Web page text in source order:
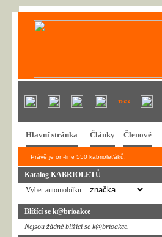
Hlavní stránka Články Členové
Právě je on-line 550 kabrioleťáků.
Katalog KABRIOLETŮ
Vyber automobilku :
Blížící se k@brioakce
Nejsou žádné blížící se k@brioakce.